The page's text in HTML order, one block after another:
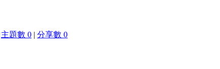
主題數 0 | 分享數 0